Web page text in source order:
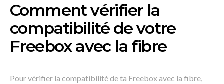
Comment vérifier la
compatibilité de votre
Freebox avec la fibre
Pour vérifier la compatibilité de ta Freebox avec la fibre,